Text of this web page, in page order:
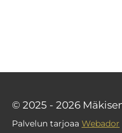
© 2025 - 2026
Palvelun tarjoaa Webador